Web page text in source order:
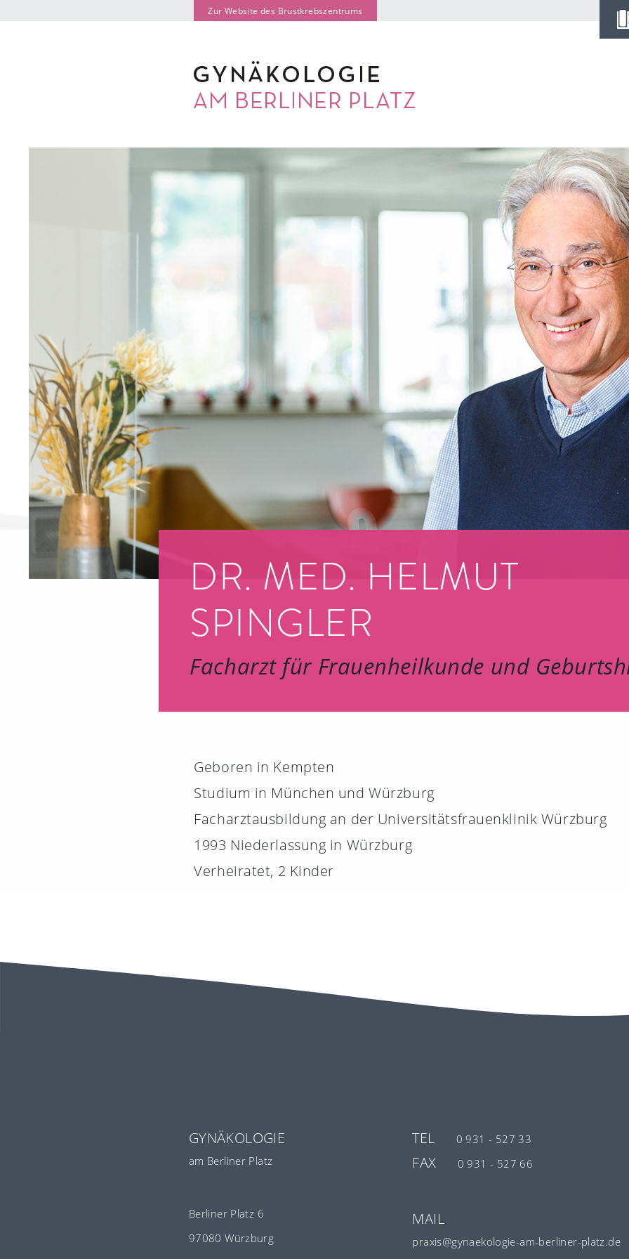
Zur Website des Brustkrebszentrums
DR. MED. HELMUT
SPINGLER
Facharzt für Frauenheilkunde und
Geboren in Kempten
Studium in München und Würzburg
Facharztausbildung an der Universitätsfrauenklinik Würzburg
1993 Niederlassung in Würzburg
Verheiratet, 2 Kinder
GYNÄKOLOGIE
am Berliner Platz
Berliner Platz 6
97080 Würzburg
TEL 0 931 - 527 33
FAX 0 931 - 527 66
MAIL
praxis@gynaekologie-am-berliner-platz.de